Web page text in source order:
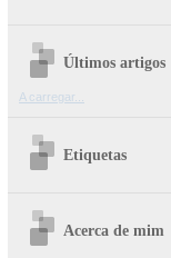
Últimos artigos
A carregar...
Etiquetas
Acerca de mim